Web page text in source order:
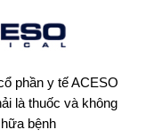
phần y tế ACESO
là thuốc và không
bệnh